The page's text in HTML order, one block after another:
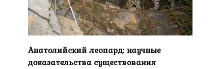
Анатолийский леопард: научные
доказательства существования